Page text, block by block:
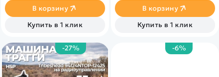
приемником 3 в 1.
Тюнинговые детали
установлены сразу на
заводе.
В корзину
Купить в 1 клик
В корзину
Купить в 1 клик
-27% -6%